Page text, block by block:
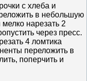
с хлеба и
в небольшую
нарезать 2
через пресс.
4 ломтика
переложить в
поперчить и